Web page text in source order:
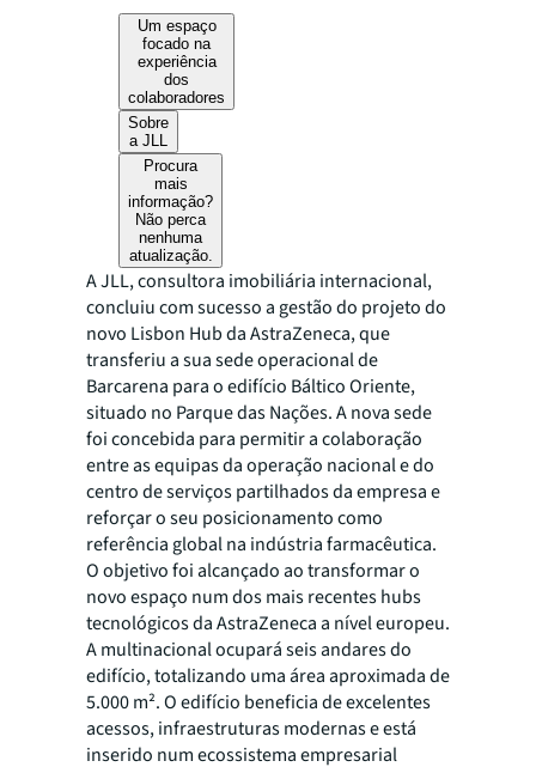
Um espaço
focado na
experiência
dos
colaboradores
Sobre
a JLL
Procura
mais
informação?
Não perca
nenhuma
atualização.
A JLL, consultora imobiliária internacional,
concluiu com sucesso a gestão do projeto do
novo Lisbon Hub da AstraZeneca, que
transferiu a sua sede operacional de
Barcarena para o edifício Báltico Oriente,
situado no Parque das Nações. A nova sede
foi concebida para permitir a colaboração
entre as equipas da operação nacional e do
centro de serviços partilhados da empresa e
reforçar o seu posicionamento como
referência global na indústria farmacêutica.
O objetivo foi alcançado ao transformar o
novo espaço num dos mais recentes hubs
tecnológicos da AstraZeneca a nível europeu.
A multinacional ocupará seis andares do
edifício, totalizando uma área aproximada de
5.000 m². O edifício beneficia de excelentes
acessos, infraestruturas modernas e está
inserido num ecossistema empresarial